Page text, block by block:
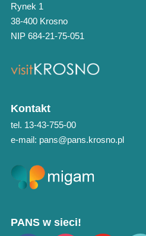
Rynek 1
38-400 Krosno
NIP 684-21-75-051
Kontakt
tel. 13-43-755-00
e-mail: pans@pans.krosno.pl
PANS w sieci!